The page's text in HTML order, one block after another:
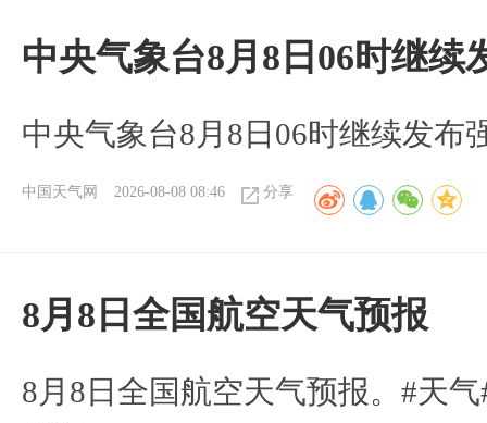
中央气象台8月8日06时继
中央气象台8月8日06时继续发布
中国天气网 2026-08-08 08:46 分享
8月8日全国航空天气预报
8月8日全国航空天气预报。#天